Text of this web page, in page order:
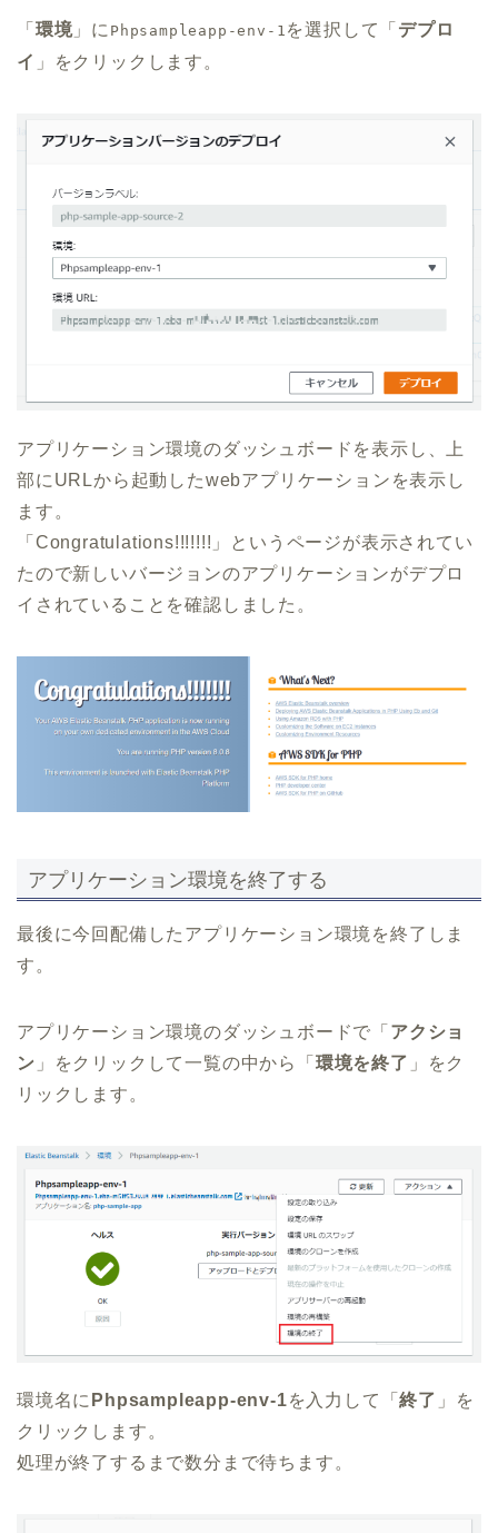
「 環境」に Phpsampleapp-env-1 を選択して「 デプロ
イ 」をクリックします。
アプリケーション環境のダッシュボードを表示し、上
部にURLから起動したwebアプリケーションを表示し
ます。
「Congratulations!!!!!!!」というページが表示されてい
たので新しいバージョンのアプリケーションがデプロ
イされていることを確認しました。
アプリケーション環境を終了する
最後に今回配備したアプリケーション環境を終了しま
す。
アプリケーション環境のダッシュボードで「 アクショ
ン 」をクリックして一覧の中から「 環境を終了 」をク
リックします。
環境名に Phpsampleapp-env-1を入力して「終了 」を
クリックします。
処理が終了するまで数分まで待ちます。